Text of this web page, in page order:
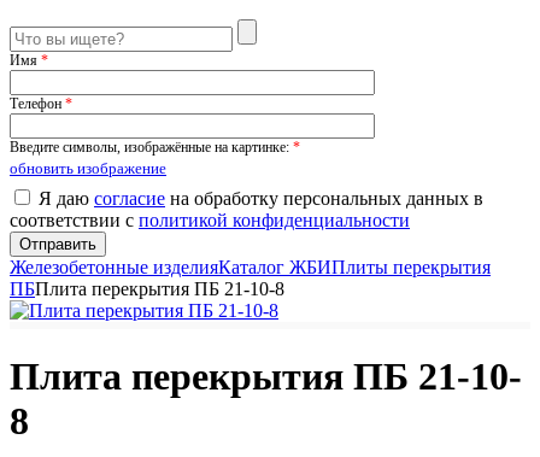
Имя *
Телефон *
Введите символы, изображённые на картинке: *
обновить изображение
Я даю согласие на обработку персональных данных в
соответствии с политикой конфиденциальности
Железобетонные изделияКаталог ЖБИПлиты перекрытия
ПБПлита перекрытия ПБ 21-10-8
Плита перекрытия ПБ 21-10-
8